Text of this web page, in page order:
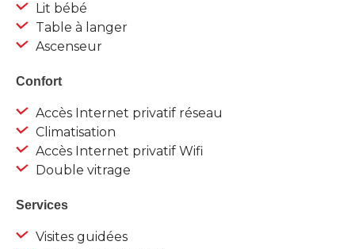
Lit bébé
Table à langer
Ascenseur
Confort
Accès Internet privatif réseau
Climatisation
Accès Internet privatif Wifi
Double vitrage
Services
Visites guidées